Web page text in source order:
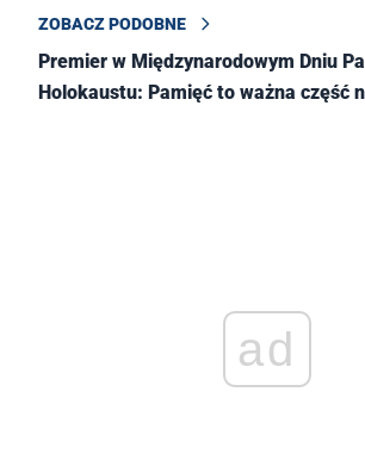
ZOBACZ PODOBNE
Premier w Międzynarodowym Dniu
Holokaustu: Pamięć to ważna część
ad